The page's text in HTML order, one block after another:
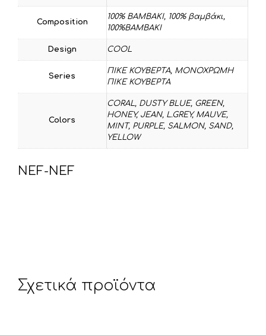
Composition
100% BAMBAKI, 100% βαμβάκι,
100%ΒΑΜΒΑΚΙ
Design COOL
Series
ΠΙΚΕ ΚΟΥΒΕΡΤΑ, ΜΟΝΟΧΡΩΜΗ
ΠΙΚΕ ΚΟΥΒΕΡΤΑ
Colors
CORAL, DUSTY BLUE, GREEN,
HONEY, JEAN, L.GREY, MAUVE,
MINT, PURPLE, SALMON, SAND,
YELLOW
NEF-NEF
Σχετικά προϊόντα